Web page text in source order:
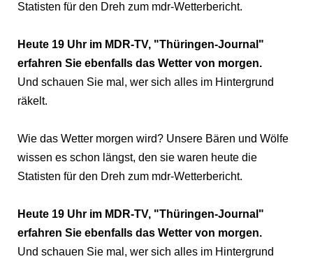
Statisten für den Dreh zum mdr-Wetterbericht.
Heute 19 Uhr im MDR-TV, "Thüringen-Journal"
erfahren Sie ebenfalls das Wetter von morgen.
Und schauen Sie mal, wer sich alles im Hintergrund
räkelt.
Wie das Wetter morgen wird? Unsere Bären und Wölfe
wissen es schon längst, den sie waren heute die
Statisten für den Dreh zum mdr-Wetterbericht.
Heute 19 Uhr im MDR-TV, "Thüringen-Journal"
erfahren Sie ebenfalls das Wetter von morgen.
Und schauen Sie mal, wer sich alles im Hintergrund